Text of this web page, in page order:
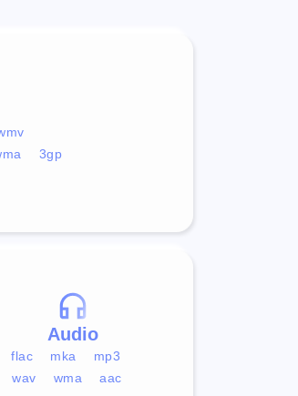
3gp
Audio
flac mka
mp3
wav wma aac